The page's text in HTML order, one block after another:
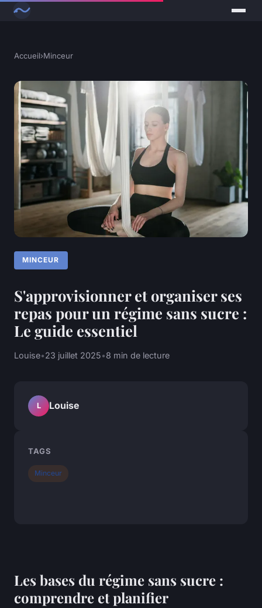
Accueil›Minceur
MINCEUR
S'approvisionner et organiser ses
repas pour un régime sans sucre :
Le guide essentiel
Louise•23 juillet 2025•8 min de lecture
Les bases du régime sans sucre :
comprendre et planifier
L Louise
TAGS
Minceur